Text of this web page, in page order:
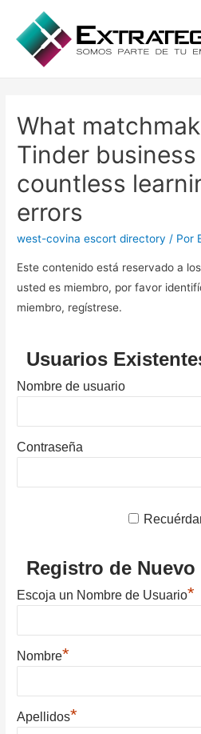
What
Tinder business
countless
errors
west-covina escort directory / Por
Este contenido está reservado a
usted es miembro, por favor
miembro, regístrese.
Usuarios
Nombre de usuario
Contraseña
Registro de Nuevo
Escoja un Nombre de Usuario*
Nombre*
Apellidos*